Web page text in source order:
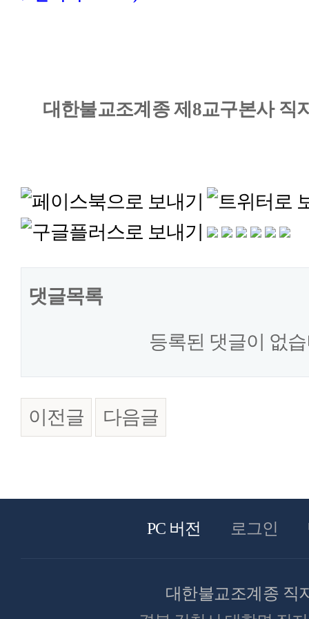
대한불교조계종 제 8교구본사 직
댓글목록
등록된 댓글이 없
이전글 다음글
PC 버전 로그인
대한불교조계종 직